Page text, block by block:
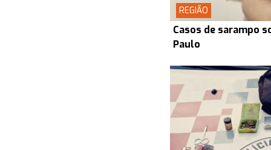
REGIÃO
Casos de sarampo
Paulo